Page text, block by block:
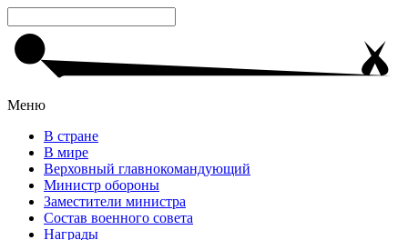
Меню
В стране
В мире
Верховный главнокомандующий
Министр обороны
Заместители министра
Состав военного совета
Награды